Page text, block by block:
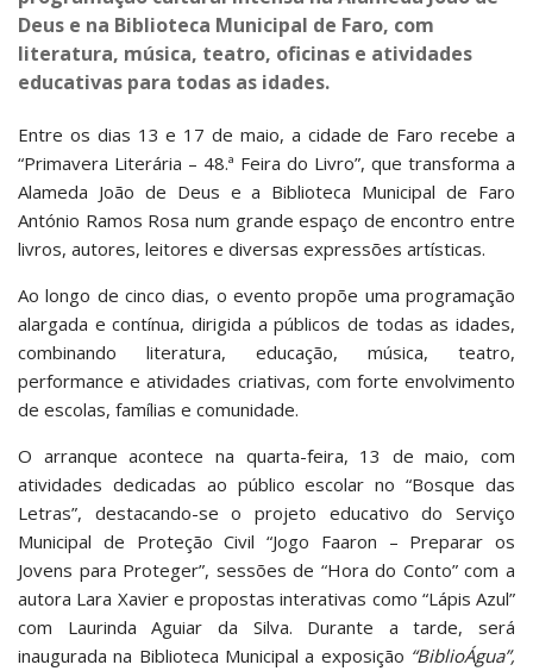
Deus e na Biblioteca Municipal de Faro, com
literatura, música, teatro, oficinas e atividades
educativas para todas as idades.
Entre os dias 13 e 17 de maio, a cidade de Faro recebe a
“Primavera Literária – 48.ª Feira do Livro”, que transforma a
Alameda João de Deus e a Biblioteca Municipal de Faro
António Ramos Rosa num grande espaço de encontro entre
livros, autores, leitores e diversas expressões artísticas.
Ao longo de cinco dias, o evento propõe uma programação
alargada e contínua, dirigida a públicos de todas as idades,
combinando literatura, educação, música, teatro,
performance e atividades criativas, com forte envolvimento
de escolas, famílias e comunidade.
O arranque acontece na quarta-feira, 13 de maio, com
atividades dedicadas ao público escolar no “Bosque das
Letras”, destacando-se o projeto educativo do Serviço
Municipal de Proteção Civil “Jogo Faaron – Preparar os
Jovens para Proteger”, sessões de “Hora do Conto” com a
autora Lara Xavier e propostas interativas como “Lápis Azul”
com Laurinda Aguiar da Silva. Durante a tarde, será
inaugurada na Biblioteca Municipal a exposição “BiblioÁgua”,